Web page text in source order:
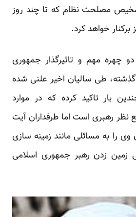
مصلحت نظام که تا چند روز
خواهد کرد.
چهره مهم و تاثیرگذار جمهوری
طی سالیان اخیر علنی شده
بار تاکید کرده که در موارد
نظر رهبری است اما طرفداران آیت
وی را به مسائلی مانند زمینه سازی
زمین زدن رهبر جمهوری اسلامی